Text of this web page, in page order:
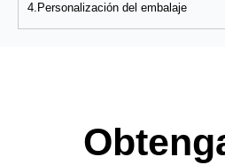
4.Personalización del embalaje